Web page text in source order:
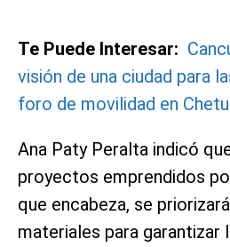
Te Puede Interesar:
visión de una ciudad para
foro de movilidad en
Ana Paty Peralta indicó
proyectos emprendidos
que encabeza, se
materiales para garantizar